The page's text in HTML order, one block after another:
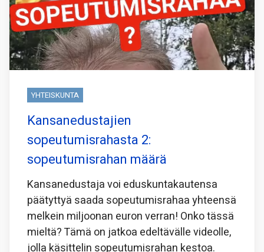
YHTEISKUNTA
Kansanedustajien
sopeutumisrahasta 2:
sopeutumisrahan määrä
Kansanedustaja voi eduskuntakautensa
päätyttyä saada sopeutumisrahaa yhteensä
melkein miljoonan euron verran! Onko tässä
mieltä? Tämä on jatkoa edeltävälle videolle,
jolla käsittelin sopeutumisrahan kestoa.